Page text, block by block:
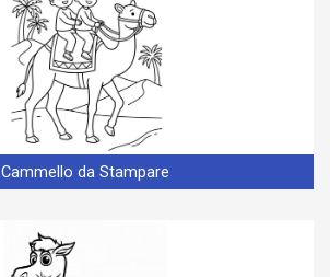
Cammello da Stampare